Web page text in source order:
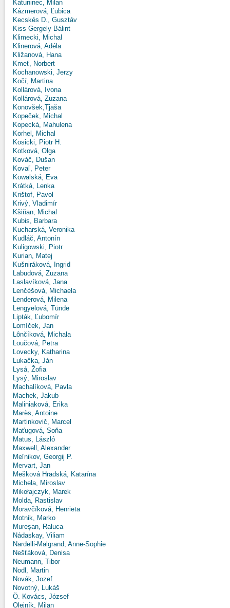
Katuninec, Milan
Kázmerová, Ľubica
Kecskés D., Gusztáv
Kiss Gergely Bálint
Klimecki, Michal
Klinerová, Adéla
Kližanová, Hana
Kmeť, Norbert
Kochanowski, Jerzy
Kočí, Martina
Kollárová, Ivona
Kollárová, Zuzana
Konovšek,Tjaša
Kopeček, Michal
Kopecká, Mahulena
Korhel, Michal
Kosicki, Piotr H.
Kotková, Olga
Kováč, Dušan
Kovaľ, Peter
Kowalská, Eva
Krátká, Lenka
Krištof, Pavol
Krivý, Vladimír
Kšiňan, Michal
Kubis, Barbara
Kucharská, Veronika
Kudláč, Antonín
Kuligowski, Piotr
Kurian, Matej
Kušniráková, Ingrid
Labudová, Zuzana
Laslavíková, Jana
Lenčéšová, Michaela
Lenderová, Milena
Lengyelová, Tünde
Lipták, Ľubomír
Lomíček, Jan
Lônčíková, Michala
Loučová, Petra
Lovecky, Katharina
Lukačka, Ján
Lysá, Žofia
Lysý, Miroslav
Machalíková, Pavla
Machek, Jakub
Maliniaková, Erika
Marès, Antoine
Martinkovič, Marcel
Maťugová, Soňa
Matus, László
Maxwell, Alexander
Meľnikov, Georgij P.
Mervart, Jan
Mešková Hradská, Katarína
Michela, Miroslav
Mikołajczyk, Marek
Molda, Rastislav
Moravčíková, Henrieta
Motnik, Marko
Mureşan, Raluca
Nádaskay, Viliam
Nardelli-Malgrand, Anne-Sophie
Nešťáková, Denisa
Neumann, Tibor
Nodl, Martin
Novák, Jozef
Novotný, Lukáš
Ö. Kovács, József
Olejník, Milan